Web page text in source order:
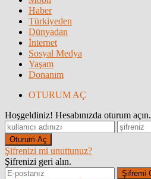
Haber
Türkiyeden
Dünyadan
İnternet
Sosyal Medya
Yaşam
Donanım
OTURUM AÇ
Hoşgeldiniz! Hesabınızda oturum açın.
Şifrenizi mi unuttunuz?
Şifrenizi geri alın.